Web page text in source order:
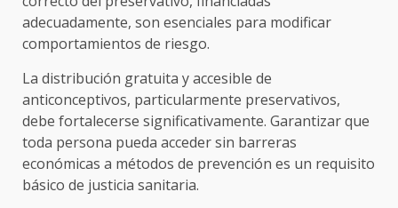
adecuadamente, son esenciales para modificar
comportamientos de riesgo.
La distribución gratuita y accesible de
anticonceptivos, particularmente preservativos,
debe fortalecerse significativamente. Garantizar que
toda persona pueda acceder sin barreras
económicas a métodos de prevención es un requisito
básico de justicia sanitaria.